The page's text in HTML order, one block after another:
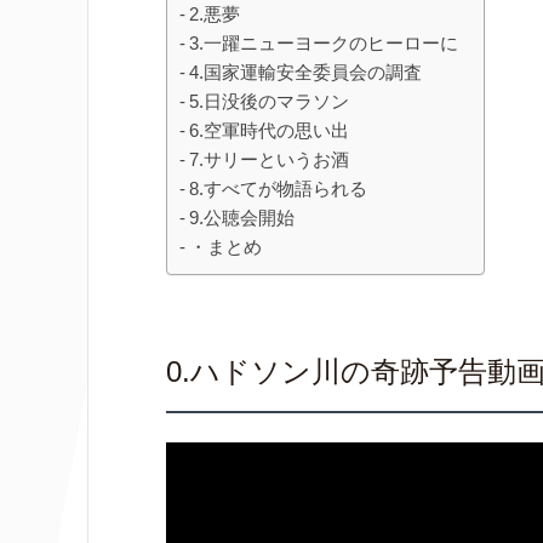
2.悪夢
3.一躍ニューヨークのヒーローに
4.国家運輸安全委員会の調査
5.日没後のマラソン
6.空軍時代の思い出
7.サリーというお酒
8.すべてが物語られる
9.公聴会開始
・まとめ
0.ハドソン川の奇跡予告動